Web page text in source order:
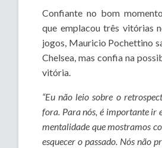
Confiante no bom
que emplacou três vitórias
jogos, Mauricio Pochettino
Chelsea, mas confia na
vitória.
“Eu não leio sobre o
fora. Para nós, é importante ir
mentalidade que mostramos
esquecer o passado. Nós não